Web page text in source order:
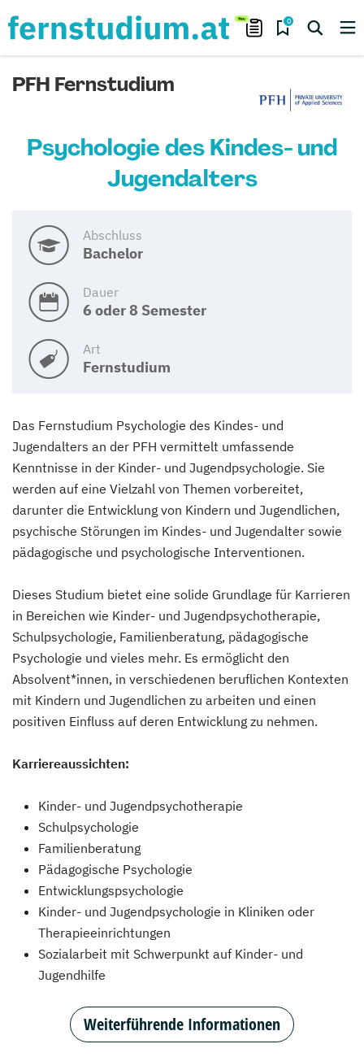
0
PFH Fernstudium
Psychologie des Kindes- und
Jugendalters
Abschluss
Bachelor
Dauer
6 oder 8 Semester
Art
Fernstudium
Das Fernstudium Psychologie des Kindes- und
Jugendalters an der PFH vermittelt umfassende
Kenntnisse in der Kinder- und Jugendpsychologie. Sie
werden auf eine Vielzahl von Themen vorbereitet,
darunter die Entwicklung von Kindern und Jugendlichen,
psychische Störungen im Kindes- und Jugendalter sowie
pädagogische und psychologische Interventionen.
Dieses Studium bietet eine solide Grundlage für Karrieren
in Bereichen wie Kinder- und Jugendpsychotherapie,
Schulpsychologie, Familienberatung, pädagogische
Psychologie und vieles mehr. Es ermöglicht den
Absolvent*innen, in verschiedenen beruflichen Kontexten
mit Kindern und Jugendlichen zu arbeiten und einen
positiven Einfluss auf deren Entwicklung zu nehmen.
Karriereaussichten:
Kinder- und Jugendpsychotherapie
Schulpsychologie
Familienberatung
Pädagogische Psychologie
Entwicklungspsychologie
Kinder- und Jugendpsychologie in Kliniken oder
Therapieeinrichtungen
Sozialarbeit mit Schwerpunkt auf Kinder- und
Jugendhilfe
Weiterführende Informationen